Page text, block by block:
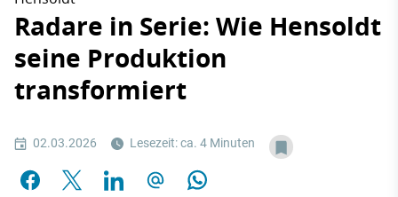
Radare in Serie: Wie Hensoldt
seine Produktion
transformiert
02.03.2026 Lesezeit: ca. 4 Minuten